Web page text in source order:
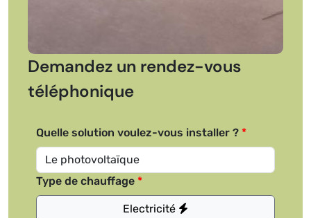
Demandez un rendez-vous
téléphonique
Quelle solution voulez-vous installer ?
Type de chauffage
Electricité